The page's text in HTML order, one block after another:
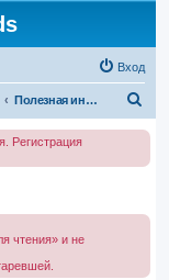
Вход
Полезная информация
Регистрация
чтения» и не